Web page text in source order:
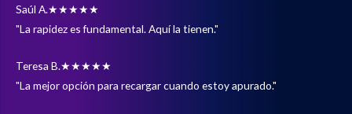
Saúl A.★★★★★
"La rapidez es fundamental. Aquí la tienen."
Teresa B.★★★★★
"La mejor opción para recargar cuando estoy apurado."